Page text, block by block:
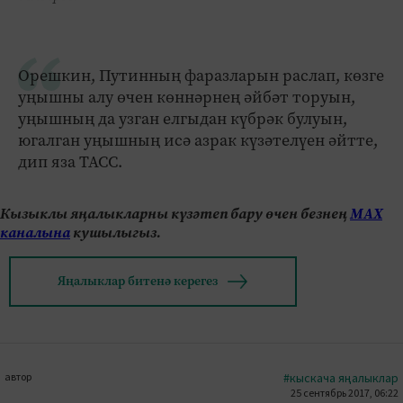
Орешкин, Путинның фаразларын раслап, көзге
уңышны алу өчен көннәрнең әйбәт торуын,
уңышның да узган елгыдан күбрәк булуын,
югалган уңышның исә азрак күзәтелүен әйтте,
дип яза ТАСС.
Кызыклы яңалыкларны күзәтеп бару өчен безнеңМАХ
каналынакушылыгыз.
Яңалыклар битенә керегез
автор #кыскача яңалыклар
25 сентябрь 2017, 06:22